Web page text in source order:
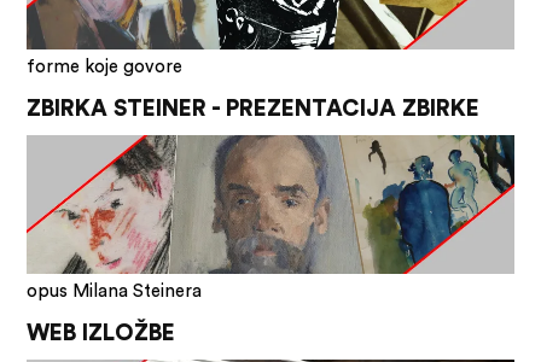
forme koje govore
ZBIRKA STEINER - PREZENTACIJA ZBIRKE
opus Milana Steinera
WEB IZLOŽBE